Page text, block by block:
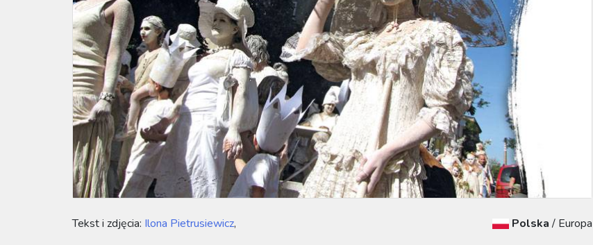
Tekst i zdjęcia: Ilona Pietrusiewicz, Polska / Europa